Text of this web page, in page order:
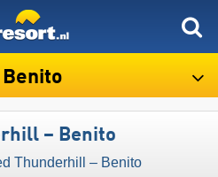
– Benito
Thunderhill – Benito